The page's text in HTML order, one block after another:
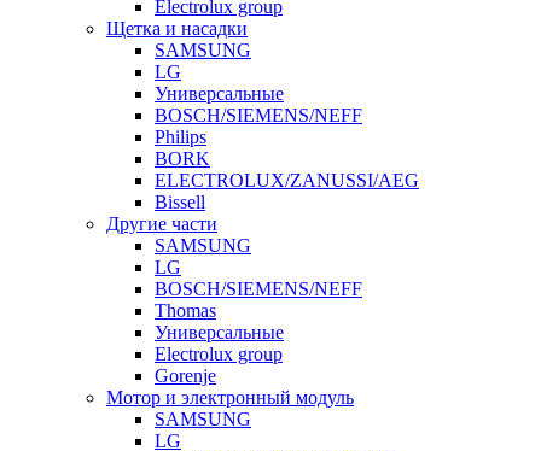
Electrolux group
Щетка и насадки
SAMSUNG
LG
Универсальные
BOSCH/SIEMENS/NEFF
Philips
BORK
ELECTROLUX/ZANUSSI/AEG
Bissell
Другие части
SAMSUNG
LG
BOSCH/SIEMENS/NEFF
Thomas
Универсальные
Electrolux group
Gorenje
Мотор и электронный модуль
SAMSUNG
LG